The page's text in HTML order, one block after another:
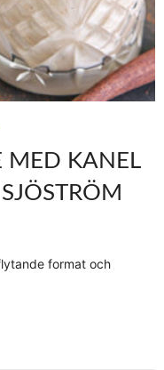
MED KANEL
format och